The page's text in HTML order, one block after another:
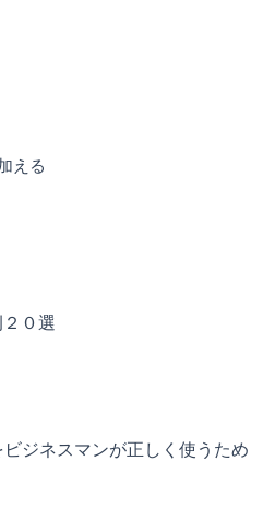
える
０選
ジネスマンが正しく使うため